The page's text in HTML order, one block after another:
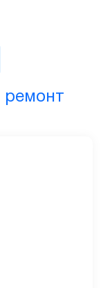
ремонт